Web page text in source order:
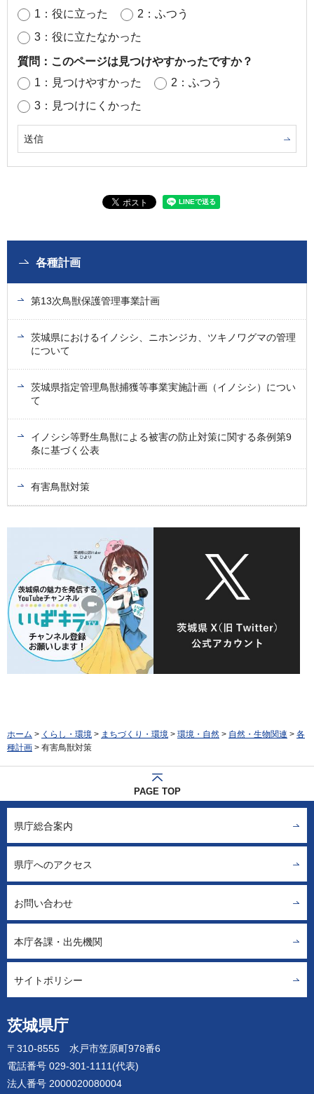
1：役に立った
2：ふつう
3：役に立たなかった
質問：このページは見つけやすかったですか？
1：見つけやすかった
2：ふつう
3：見つけにくかった
各種計画
第13次鳥獣保護管理事業計画
茨城県におけるイノシシ、ニホンジカ、ツキノワグマの管理
について
茨城県指定管理鳥獣捕獲等事業実施計画（イノシシ）につい
て
イノシシ等野生鳥獣による被害の防止対策に関する条例第9
条に基づく公表
有害鳥獣対策
ホーム > くらし・環境 > まちづくり・環境 > 環境・自然 > 自然・生物関連 > 各
種計画 > 有害鳥獣対策
PAGE TOP
茨城県庁
〒310-8555 水戸市笠原町978番6
電話番号 029-301-1111(代表)
法人番号 2000020080004
県庁総合案内
県庁へのアクセス
お問い合わせ
本庁各課・出先機関
サイトポリシー